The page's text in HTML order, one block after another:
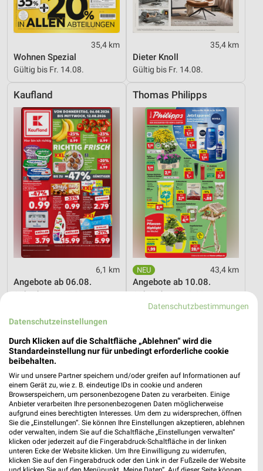
35,4 km
Wohnen Spezial
Gültig bis Fr. 14.08.
35,4 km
Dieter Knoll
Gültig bis Fr. 14.08.
Kaufland
6,1 km
Angebote ab 06.08.
Gültig bis Mi. 12.08.
Thomas Philipps
43,4 km
Angebote ab 10.08.
Gültig ab Mo. 10.08.
REWE
Datenschutzbestimmungen
Datenschutzeinstellungen
Durch Klicken auf die Schaltfläche „Ablehnen“ wird die
Standardeinstellung nur für unbedingt erforderliche cookie
beibehalten.
Wir und unsere Partner speichern und/oder greifen auf Informationen auf
einem Gerät zu, wie z. B. eindeutige IDs in cookie und anderen
Browserspeichern, um personenbezogene Daten zu verarbeiten. Einige
Anbieter verarbeiten Ihre personenbezogenen Daten möglicherweise
aufgrund eines berechtigten Interesses. Um dem zu widersprechen, öffnen
Sie die „Einstellungen“. Sie können Ihre Einstellungen akzeptieren, ablehnen
oder verwalten, indem Sie auf die Schaltfläche „Einstellungen verwalten“
klicken oder jederzeit auf die Fingerabdruck-Schaltfläche in der linken
unteren Ecke der Website klicken. Um Ihre Einwilligung zu widerrufen,
klicken Sie auf den Fingerabdruck oder den Link in der Fußzeile der Website